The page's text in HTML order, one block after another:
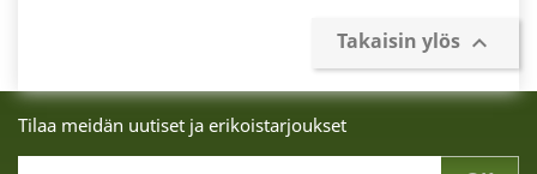
Takaisin ylös 
Tilaa meidän uutiset ja erikoistarjoukset